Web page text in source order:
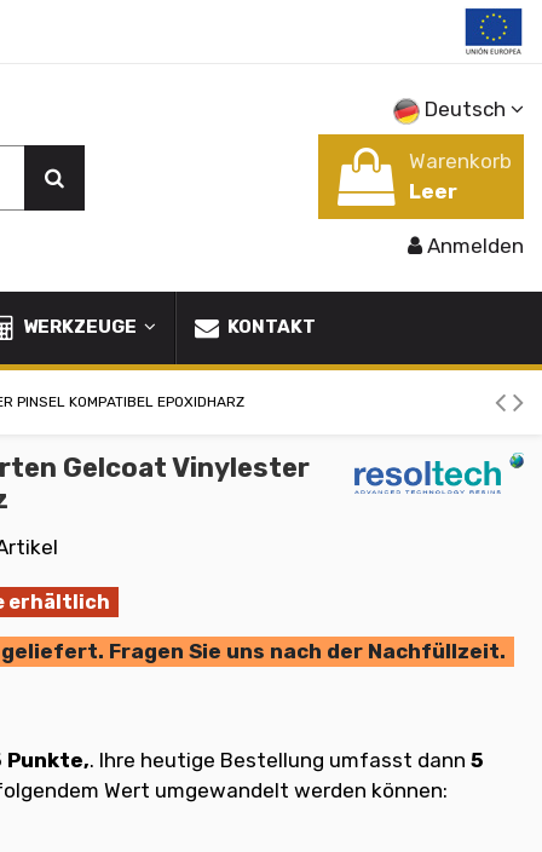
Deutsch
Warenkorb
Leer
Anmelden
WERKZEUGE KONTAKT
PINSEL KOMPATIBEL EPOXIDHARZ
Gelcoat Vinylester
erhältlich
Fragen Sie uns nach der Nachfüllzeit.
Punkte,. Ihre heutige Bestellung umfasst dann 5
Wert umgewandelt werden können: